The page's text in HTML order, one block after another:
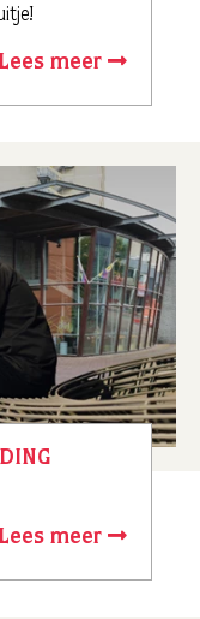
Lees meer
Lees meer